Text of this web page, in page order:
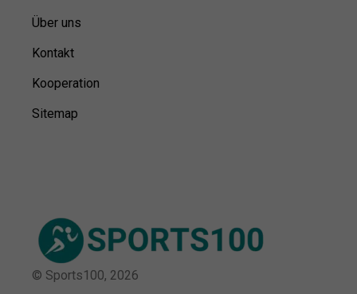
Über uns
Kontakt
Kooperation
Sitemap
© Sports100, 2026